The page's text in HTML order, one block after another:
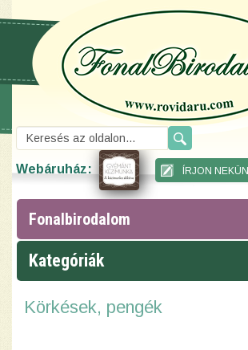
Webáruház:
Fonalbirodalom
Kategóriák
Körkések, pengék